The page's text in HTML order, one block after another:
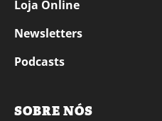
Loja Online
Newsletters
Podcasts
SOBRE NÓS